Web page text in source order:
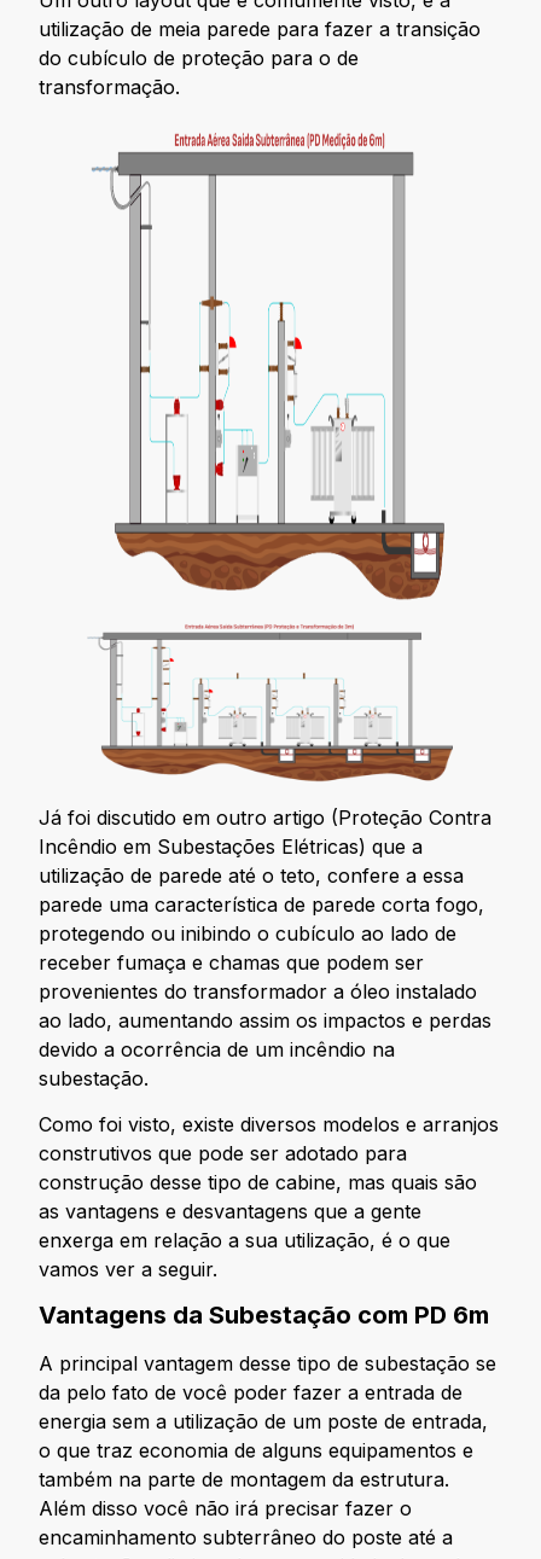
utilização de meia parede para fazer a transição
do cubículo de proteção para o de
transformação.
Já foi discutido em outro artigo (Proteção Contra
Incêndio em Subestações Elétricas) que a
utilização de parede até o teto, confere a essa
parede uma característica de parede corta fogo,
protegendo ou inibindo o cubículo ao lado de
receber fumaça e chamas que podem ser
provenientes do transformador a óleo instalado
ao lado, aumentando assim os impactos e perdas
devido a ocorrência de um incêndio na
subestação.
Como foi visto, existe diversos modelos e arranjos
construtivos que pode ser adotado para
construção desse tipo de cabine, mas quais são
as vantagens e desvantagens que a gente
enxerga em relação a sua utilização, é o que
vamos ver a seguir.
Vantagens da Subestação com PD 6m
A principal vantagem desse tipo de subestação se
da pelo fato de você poder fazer a entrada de
energia sem a utilização de um poste de entrada,
o que traz economia de alguns equipamentos e
também na parte de montagem da estrutura.
Além disso você não irá precisar fazer o
encaminhamento subterrâneo do poste até a